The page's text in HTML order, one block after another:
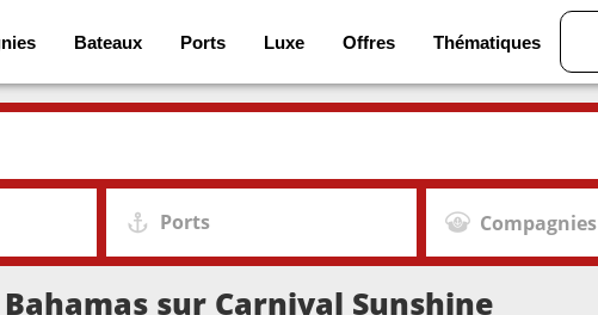
Bateaux Ports Luxe Offres Thématiques
Ports Compagnies
sur Carnival Sunshine